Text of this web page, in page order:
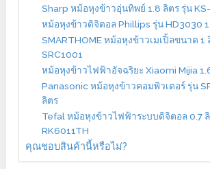
Sharp หม้อหุงข้าวอุ่นทิพย์ 1.8 ลิตร รุ่น
หม้อหุงข้าวดิจิตอล Phillips รุ่น HD3030
SMARTHOME หม้อหุงข้าวเมเปิ้ลขนาด 1
SRC1001
หม้อหุงข้าวไฟฟ้าอัจฉริยะ Xiaomi Mijia
Panasonic หม้อหุงข้าวคอมพิวเตอร์ รุ่น
ลิตร
Tefal หม้อหุงข้าวไฟฟ้าระบบดิจิตอล 0.7
RK6011TH
คุณชอบสินค้านี้หรือไม่?